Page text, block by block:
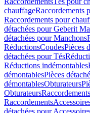
chauffageRaccordements
Raccordements pour
détachées pour Geberit
détachées pour Manchons
RéductionsCoudesPièces
détachées pour Tés
Réductions indémontables
démontablesPièces
démontablesObturateurs
ObturateursRaccordements
Raccordements
détachées pour